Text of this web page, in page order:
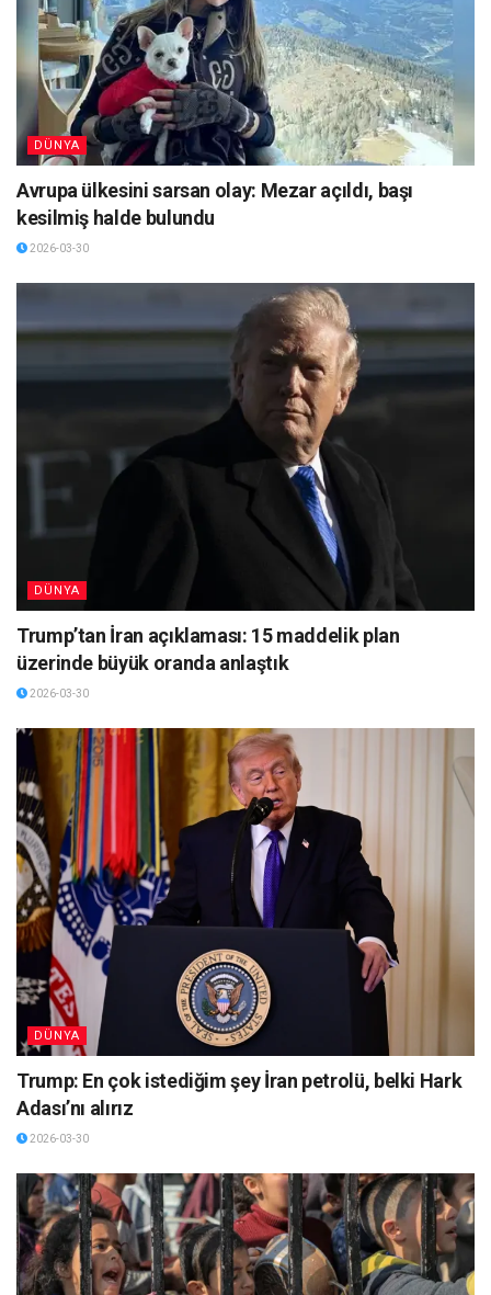
DÜNYA
Avrupa ülkesini sarsan olay: Mezar açıldı, başı
kesilmiş halde bulundu
2026-03-30
DÜNYA
Trump’tan İran açıklaması: 15 maddelik plan
üzerinde büyük oranda anlaştık
2026-03-30
DÜNYA
Trump: En çok istediğim şey İran petrolü, belki Hark
Adası’nı alırız
2026-03-30